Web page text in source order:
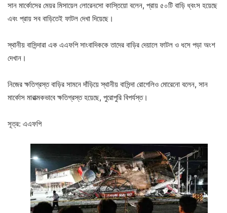
সান মার্কোসের মেয়র মিসায়েল লোরেনসো কাস্তিয়ো বলেন, প্রায় ৫০টি বাড়ি ধ্বংস হয়েছে
এবং প্রায় সব বাড়িতেই ফাটল দেখা দিয়েছে।
স্থানীয় বাসিন্দারা এক এএফপি সাংবাদিককে তাদের বাড়ির দেয়ালে ফাটল ও ধসে পড়া অংশ
দেখান।
নিজের ক্ষতিগ্রস্ত বাড়ির সামনে দাঁড়িয়ে স্থানীয় বাসিন্দা রোগেলিও মোরেনো বলেন, সান
মার্কোস মারাত্মকভাবে ক্ষতিগ্রস্ত হয়েছে, পুরোপুরি বিপর্যস্ত।
সূত্র: এএফপি